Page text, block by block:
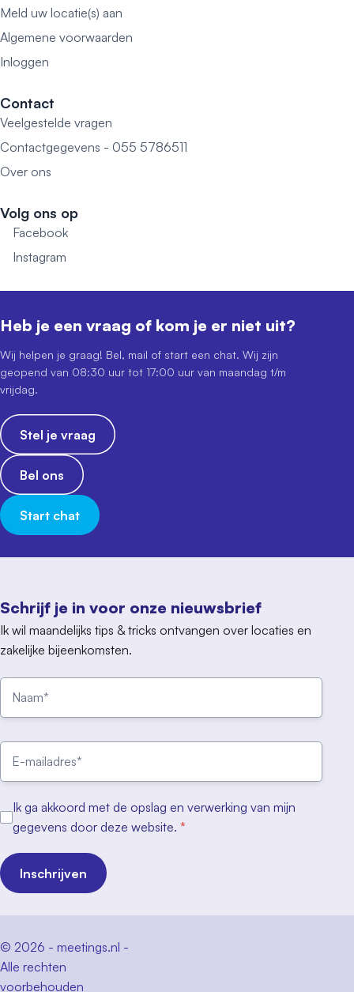
Meld uw locatie(s) aan
Algemene voorwaarden
Inloggen
Contact
Veelgestelde vragen
Contactgegevens - 055 5786511
Over ons
Volg ons op
Facebook
Instagram
Schrijf je in voor onze nieuwsbrief
Ik wil maandelijks tips & tricks ontvangen over locaties en
zakelijke bijeenkomsten.
Ik ga akkoord met de opslag en verwerking van mijn
gegevens door deze website. *
Inschrijven
Heb je een vraag of kom je er niet uit?
Wij helpen je graag! Bel, mail of start een chat. Wij zijn
geopend van 08:30 uur tot 17:00 uur van maandag t/m
vrijdag.
Stel je vraag
Bel ons
Start chat
© 2026 - meetings.nl -
Alle rechten
voorbehouden